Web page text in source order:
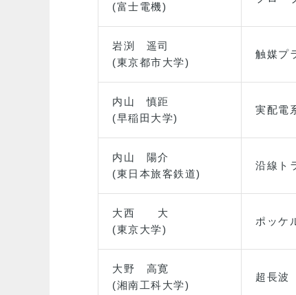
(富士電機)
岩渕 遥司
(東京都市大学)
触媒プ
内山 慎距
(早稲田大学)
実配電
内山 陽介
(東日本旅客鉄道)
沿線ト
大西 大
(東京大学)
ポッケ
大野 高寛
(湘南工科大学)
超長波